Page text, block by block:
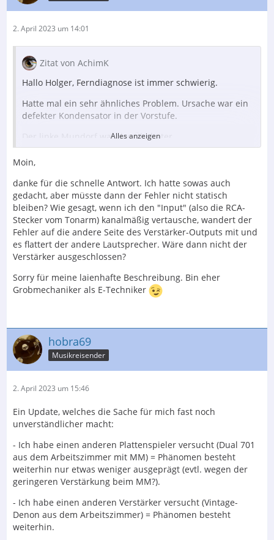
2. April 2023 um 14:01
Zitat von AchimK
Hallo Holger, Ferndiagnose ist immer schwierig.
Hatte mal ein sehr ähnliches Problem. Ursache war ein
defekter Kondensator in der Vorstufe.
Der linke Mundorf war der Übeltäter
Der Inhalt kann nicht angezeigt werden, da Sie
keine Berechtigung haben, diesen Inhalt zu sehen.
Jetzt ist Ruhe im Karton
Der Inhalt kann nicht angezeigt werden, da Sie
Alles anzeigen
Moin,
danke für die schnelle Antwort. Ich hatte sowas auch
gedacht, aber müsste dann der Fehler nicht statisch
bleiben? Wie gesagt, wenn ich den "Input" (also die RCA-
Stecker vom Tonarm) kanalmäßig vertausche, wandert der
Fehler auf die andere Seite des Verstärker-Outputs mit und
es flattert der andere Lautsprecher. Wäre dann nicht der
Verstärker ausgeschlossen?
Sorry für meine laienhafte Beschreibung. Bin eher
Grobmechaniker als E-Techniker
hobra69
Musikreisender
2. April 2023 um 15:46
Ein Update, welches die Sache für mich fast noch
unverständlicher macht:
- Ich habe einen anderen Plattenspieler versucht (Dual 701
aus dem Arbeitszimmer mit MM) = Phänomen besteht
weiterhin nur etwas weniger ausgeprägt (evtl. wegen der
geringeren Verstärkung beim MM?).
- Ich habe einen anderen Verstärker versucht (Vintage-
Denon aus dem Arbeitszimmer) = Phänomen besteht
weiterhin.